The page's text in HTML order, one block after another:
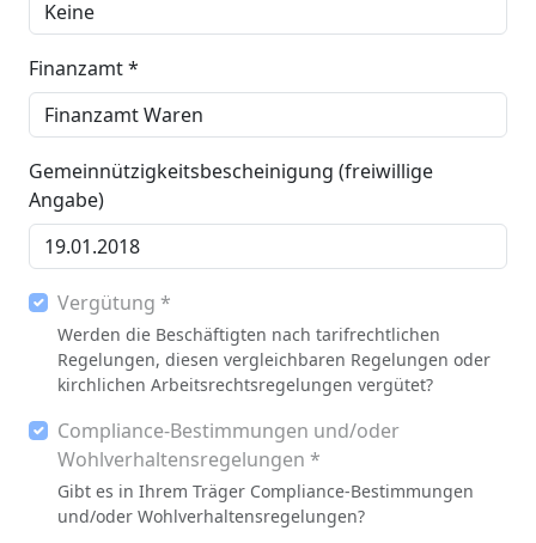
Finanzamt *
Gemeinnützigkeitsbescheinigung (freiwillige
Angabe)
Vergütung *
Werden die Beschäftigten nach tarifrechtlichen
Regelungen, diesen vergleichbaren Regelungen oder
kirchlichen Arbeitsrechtsregelungen vergütet?
Compliance-Bestimmungen und/oder
Wohlverhaltensregelungen *
Gibt es in Ihrem Träger Compliance-Bestimmungen
und/oder Wohlverhaltensregelungen?